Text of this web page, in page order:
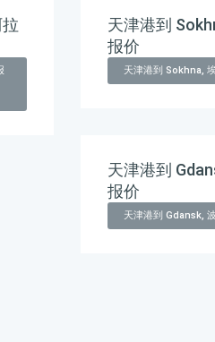
天津港到
报价
天津港到 Sokhna,
天津港到
报价
天津港到 Gdansk,